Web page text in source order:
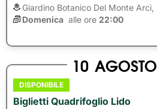
Giardino Botanico Del Monte Arci,
Domenica alle ore 22:00
10 AGOSTO
DISPONIBILE
Biglietti Quadrifoglio Lido